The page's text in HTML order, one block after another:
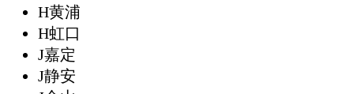
H黄浦
H虹口
J嘉定
J静安